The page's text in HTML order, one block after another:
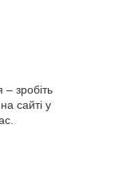
зробіть
сайті у